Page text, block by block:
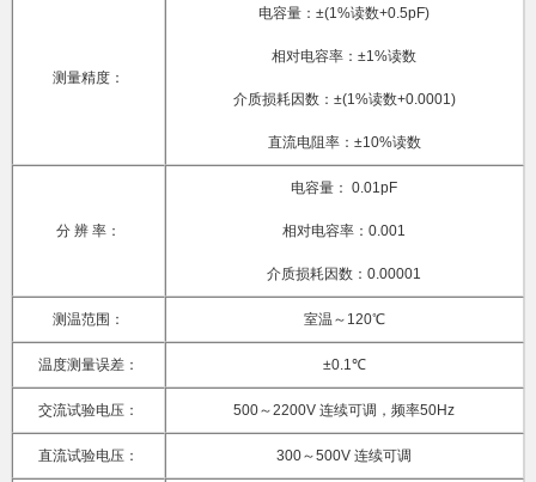
测量精度：
电容量：±(1%读数+0.5pF)
相对电容率：±1%读数
介质损耗因数：±(1%读数+0.0001)
直流电阻率：±10%读数
分 辨 率：
电容量： 0.01pF
相对电容率：0.001
介质损耗因数：0.00001
测温范围： 室温～120℃
温度测量误差： ±0.1℃
交流试验电压： 500～2200V 连续可调，频率50Hz
直流试验电压： 300～500V 连续可调